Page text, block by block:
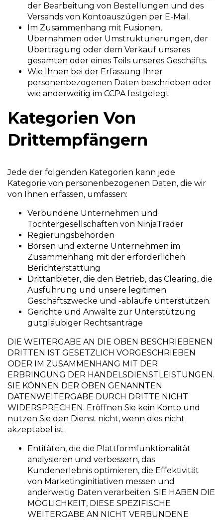
der Bearbeitung von Bestellungen und des
Versands von Kontoauszügen per E-Mail.
Im Zusammenhang mit Fusionen,
Übernahmen oder Umstrukturierungen, der
Übertragung oder dem Verkauf unseres
gesamten oder eines Teils unseres Geschäfts.
Wie Ihnen bei der Erfassung Ihrer
personenbezogenen Daten beschrieben oder
wie anderweitig im CCPA festgelegt
Kategorien Von
Drittempfängern
Jede der folgenden Kategorien kann jede
Kategorie von personenbezogenen Daten, die wir
von Ihnen erfassen, umfassen:
Verbundene Unternehmen und
Tochtergesellschaften von NinjaTrader
Regierungsbehörden
Börsen und externe Unternehmen im
Zusammenhang mit der erforderlichen
Berichterstattung
Drittanbieter, die den Betrieb, das Clearing, die
Ausführung und unsere legitimen
Geschäftszwecke und -abläufe unterstützen.
Gerichte und Anwälte zur Unterstützung
gutgläubiger Rechtsanträge
DIE WEITERGABE AN DIE OBEN BESCHRIEBENEN
DRITTEN IST GESETZLICH VORGESCHRIEBEN
ODER IM ZUSAMMENHANG MIT DER
ERBRINGUNG DER HANDELSDIENSTLEISTUNGEN.
SIE KÖNNEN DER OBEN GENANNTEN
DATENWEITERGABE DURCH DRITTE NICHT
WIDERSPRECHEN. Eröffnen Sie kein Konto und
nutzen Sie den Dienst nicht, wenn dies nicht
akzeptabel ist.
Entitäten, die die Plattformfunktionalität
analysieren und verbessern, das
Kundenerlebnis optimieren, die Effektivität
von Marketinginitiativen messen und
anderweitig Daten verarbeiten. SIE HABEN DIE
MÖGLICHKEIT, DIESE SPEZIFISCHE
WEITERGABE AN NICHT VERBUNDENE